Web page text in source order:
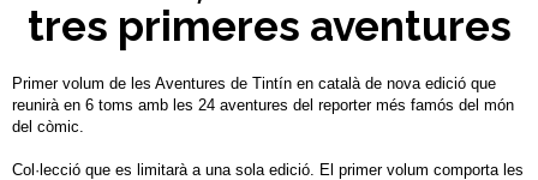
tres primeres aventures
Primer volum de les Aventures de Tintín en català de nova edició que
reunirà en 6 toms amb les 24 aventures del reporter més famós del món
del còmic.
Col·lecció que es limitarà a una sola edició. El primer volum comporta les